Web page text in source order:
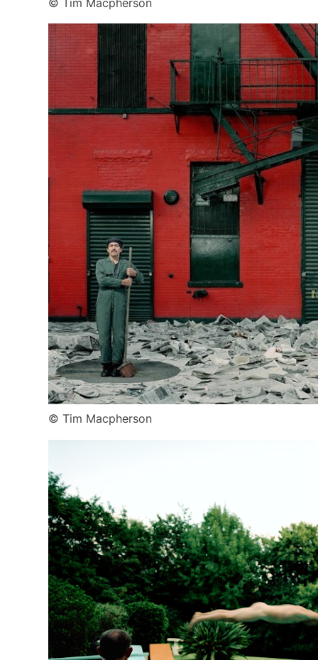
© Tim Macpherson
© Tim Macpherson